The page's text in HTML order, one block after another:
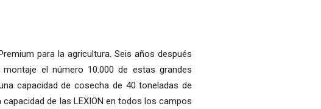
para la agricultura. Seis años después
el número 10.000 de estas grandes
capacidad de cosecha de 40 toneladas de
de las LEXION en todos los campos